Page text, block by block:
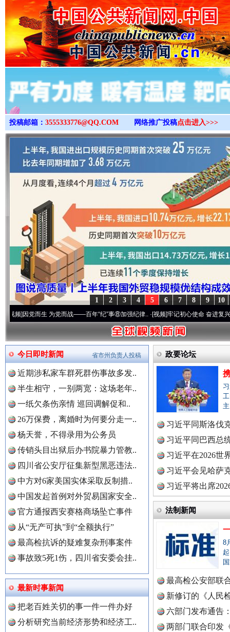
>
投稿邮箱： 3555333776@QQ.COM 网络推广投稿点击进入>>>
10
9
8
7
6
5
4
3
2
1
生 为党而战——百年“纪”事⑧加强纪律..·[视频]牢记初心使命 奋进复兴征程丨“转折
今日即时新闻
近期涉私家车群死群伤事故多发..
半生相守，一别两宽：这场老年..
一纸欠条伤亲情 巡回调解促和..
26万保费，离婚时为何要分走一..
杨天誉，不得录用为公务员
传销头目出狱后办书院暴力管教..
四川省公安厅征集新型黑恶违法..
中方对6家美国实体采取反制措..
中国发起首例对外贸易国家安全..
官方通报西安赛格商场坠亡事件
从“无产可执”到“全额执行”
最高检抗诉的疑难复杂刑事案件
事故致5死1伤，四川省安委会挂..
最新时事新闻
把老百姓关切的事一件一件办好
分析研究当前经济形势和经济工..
省市州负责人投稿 政要论坛
习近平同斯洛伐
习近平同巴西总
习近平在2026世
理高级..
习近平会见哈萨
习近平将出席
球治理..
法制新闻
8
最高检公安部联
周岁未..
新修订的《人民
布
六部门发布通告
两部门联合印发
中国全民新闻网.
中国公众新闻网.
“后车司机肯定在骂我” 全民健
世界屋脊 天路回响 永
红船起航处 潮起向未来 广州
三年瞒报超千万 隐匿收入偷税被查处..